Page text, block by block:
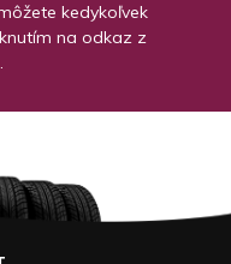
kedykoľvek
na odkaz z